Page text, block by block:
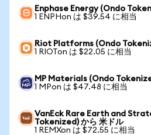
Enphase Energy (Ondo
1 ENPHon は $39.54 に相当
Riot Platforms (Ondo
1 RIOTon は $22.05 に相当
MP Materials (Ondo
1 MPon は $47.48 に相当
VanEck Rare Earth and
Tokenized) から 米ドル
1 REMXon は $72.55 に相当